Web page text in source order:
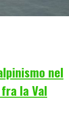
nel
la Val